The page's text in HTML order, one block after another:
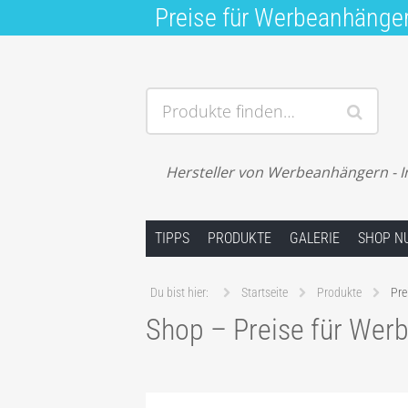
Preise für
Produkte finden…
Hersteller von Werbeanhängern -
TIPPS PRODUKTE GALERIE SHOP
Du bist hier: Startseite Produkte
Shop – Preise für